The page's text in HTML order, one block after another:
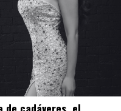
de cadáveres, el